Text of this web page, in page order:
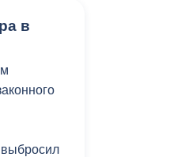
в
в